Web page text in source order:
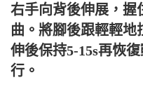
右手向背後伸展，握
曲。將腳後跟輕輕地
伸後保持5-15s再恢
行。